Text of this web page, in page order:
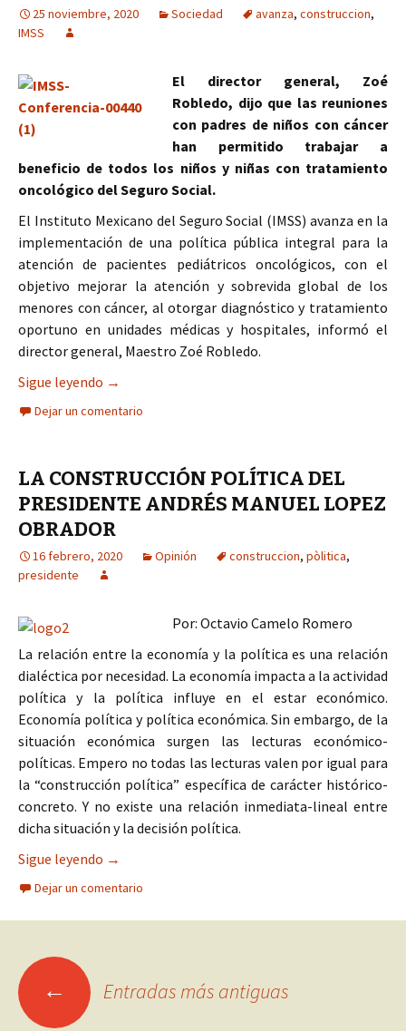
25 noviembre, 2020 Sociedad avanza, construccion,
IMSS
El director general, Zoé
Robledo, dijo que las reuniones
con padres de niños con cáncer
han permitido trabajar a
beneficio de todos los niños y niñas con tratamiento
oncológico del Seguro Social.
El Instituto Mexicano del Seguro Social (IMSS) avanza en la
implementación de una política pública integral para la
atención de pacientes pediátricos oncológicos, con el
objetivo mejorar la atención y sobrevida global de los
menores con cáncer, al otorgar diagnóstico y tratamiento
oportuno en unidades médicas y hospitales, informó el
director general, Maestro Zoé Robledo.
Sigue leyendo Avanza IMSS en la construcción de una
→
Dejar un comentario
LA CONSTRUCCIÓN POLÍTICA DEL
PRESIDENTE ANDRÉS MANUEL LOPEZ
OBRADOR
16 febrero, 2020 Opinión construccion, pòlitica,
presidente
Por: Octavio Camelo Romero
La relación entre la economía y la política es una relación
dialéctica por necesidad. La economía impacta a la actividad
política y la política influye en el estar económico.
Economía política y política económica. Sin embargo, de la
situación económica surgen las lecturas económico-
políticas. Empero no todas las lecturas valen por igual para
la “construcción política” específica de carácter histórico-
concreto. Y no existe una relación inmediata-lineal entre
dicha situación y la decisión política.
Sigue leyendo LA CONSTRUCCIÓN POLÍTICA DEL
→
Dejar un comentario
Ir
← Entradas más antiguas